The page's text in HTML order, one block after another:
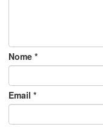
Nome *
Email *